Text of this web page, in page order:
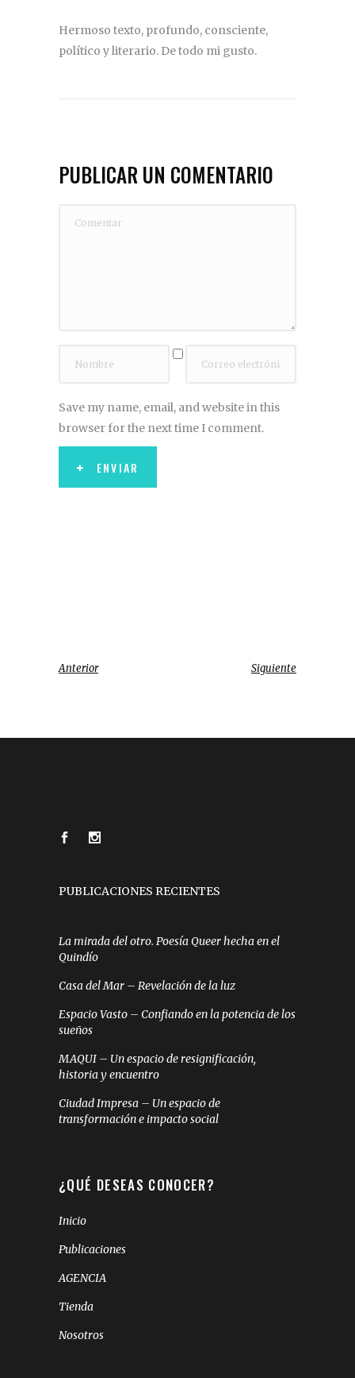
Hermoso texto, profundo, consciente,
político y literario. De todo mi gusto.
PUBLICAR UN COMENTARIO
Save my name, email, and website in this
browser for the next time I comment.
ENVIAR
Anterior Siguiente
PUBLICACIONES RECIENTES
La mirada del otro. Poesía Queer hecha en el
Quindío
Casa del Mar – Revelación de la luz
Espacio Vasto – Confiando en la potencia de los
sueños
MAQUI – Un espacio de resignificación,
historia y encuentro
Ciudad Impresa – Un espacio de
transformación e impacto social
¿QUÉ DESEAS CONOCER?
Inicio
Publicaciones
AGENCIA
Tienda
Nosotros